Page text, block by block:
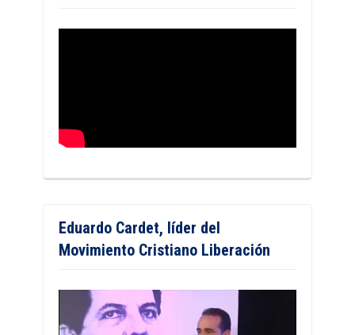
Eduardo Cardet, líder del
Movimiento Cristiano Liberación